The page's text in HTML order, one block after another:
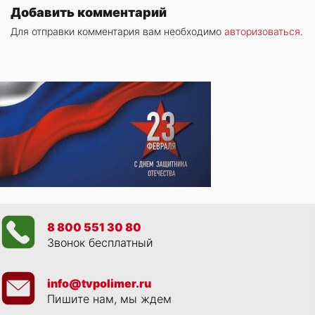
Добавить комментарий
Для отправки комментария вам необходимо авторизоваться.
8 800 551 30 80
Звонок бесплатный
info@tvpolimer.ru
Пишите нам, мы ждем